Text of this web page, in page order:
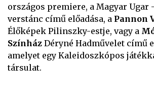
országos premiere, a Magyar Ugar
verstánc című előadása, a Pannon
Élőképek Pilinszky-estje, vagy a
Színház Déryné Hadművelet című
amelyet egy Kaleidoszkópos
társulat.